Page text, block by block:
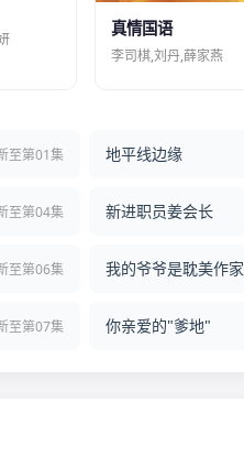
真情国语
李司棋,刘丹,薛家燕
至第01集 地平线边缘
至第04集 新进职员姜会长
至第06集 我的爷爷是耽美作家
至第07集 你亲爱的"爹地"